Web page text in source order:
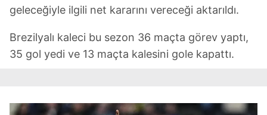
geleceğiyle ilgili net kararını vereceği aktarıldı.
Brezilyalı kaleci bu sezon 36 maçta görev yaptı,
35 gol yedi ve 13 maçta kalesini gole kapattı.